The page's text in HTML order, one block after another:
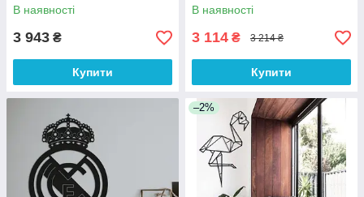
В наявності
3 943 ₴
Купити
В наявності
3 114 ₴ 3 214 ₴
Купити
–2%